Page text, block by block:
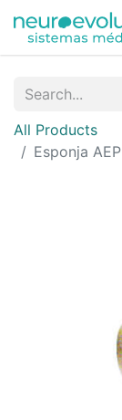
All Products
Esponja